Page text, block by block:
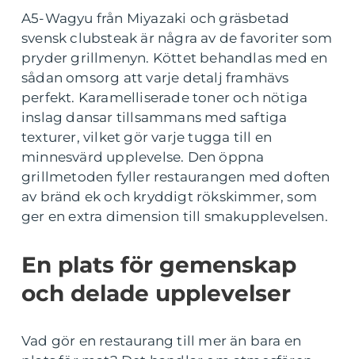
A5-Wagyu från Miyazaki och gräsbetad
svensk clubsteak är några av de favoriter som
pryder grillmenyn. Köttet behandlas med en
sådan omsorg att varje detalj framhävs
perfekt. Karamelliserade toner och nötiga
inslag dansar tillsammans med saftiga
texturer, vilket gör varje tugga till en
minnesvärd upplevelse. Den öppna
grillmetoden fyller restaurangen med doften
av bränd ek och kryddigt rökskimmer, som
ger en extra dimension till smakupplevelsen.
En plats för gemenskap
och delade upplevelser
Vad gör en restaurang till mer än bara en